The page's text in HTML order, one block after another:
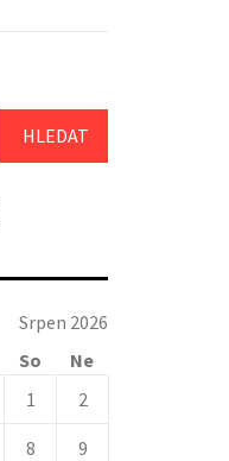
Srpen 2026
So
Ne
1
2
8 9